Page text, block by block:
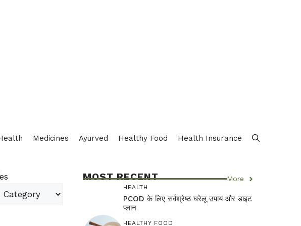
Medicines Ayurved Healthy Food Health Insurance
MOST RECENT More
HEALTH
PCOD के लिए सर्वश्रेष्ठ घरेलू उपाय और डाइट
प्लान
HEALTHY FOOD